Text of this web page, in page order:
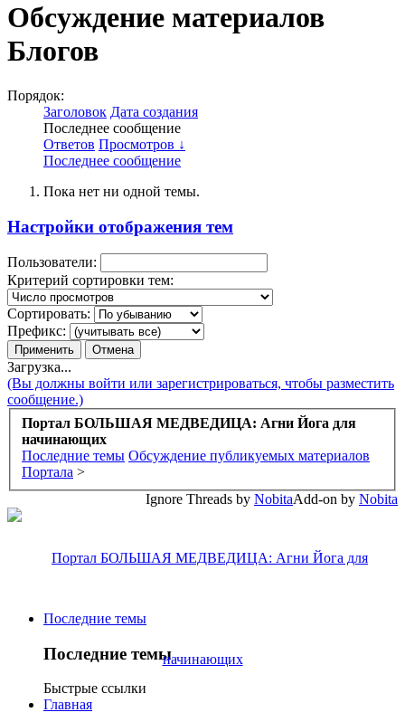
Обсуждение материалов
Блогов
Порядок:
Заголовок Дата создания
Последнее сообщение
Ответов Просмотров ↓
Последнее сообщение
Пока нет ни одной темы.
Настройки отображения тем
Пользователи:
Критерий сортировки тем:
Сортировать:
Префикс:
Загрузка...
(Вы должны войти или зарегистрироваться, чтобы разместить
сообщение.)
Портал БОЛЬШАЯ МЕДВЕДИЦА: Агни Йога для
начинающих
Последние темы Обсуждение публикуемых материалов
Портала >
Add-on by Nobita
Ignore Threads by Nobita
Последние темы
Последние темы
Быстрые ссылки
Главная